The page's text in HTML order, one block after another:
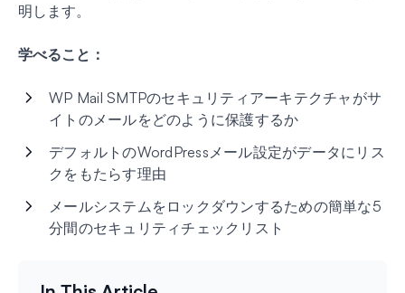
明します。
学べること：
WP Mail SMTPのセキュリティアーキテクチャがサ
イトのメールをどのように保護するか
デフォルトのWordPressメール設定がデータにリス
クをもたらす理由
メールシステムをロックダウンするための簡単な5
分間のセキュリティチェックリスト